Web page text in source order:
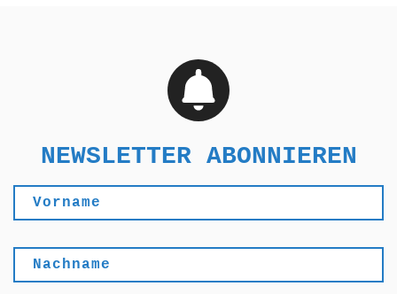
NEWSLETTER ABONNIEREN